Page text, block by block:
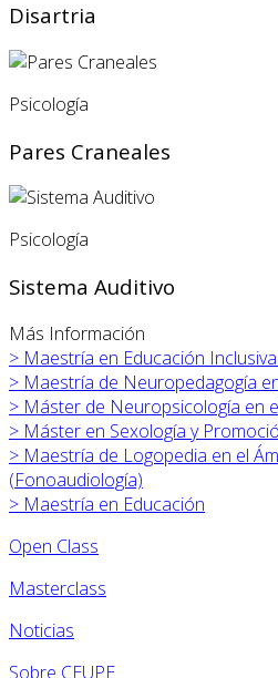
Disartria
Psicología
Pares Craneales
Psicología
Sistema Auditivo
Más Información
> Maestría en Educación
> Maestría de Neuropedagogía
> Máster de Neuropsicología en
> Máster en Sexología y
> Maestría de Logopedia en el
(Fonoaudiología)
> Maestría en Educación
Open Class
Masterclass
Noticias
Sobre CEUPE